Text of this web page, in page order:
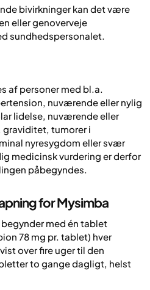
bivirkninger kan det være
eller genoverveje
sundhedspersonalet.
af personer med bl.a.
nuværende eller nylig
lidelse, nuværende eller
tumorer i
nyresygdom eller svær
medicinsk vurdering er derfor
påbegyndes.
for Mysimba
med én tablet
78 mg pr. tablet) hver
over fire uger til den
to gange dagligt, helst